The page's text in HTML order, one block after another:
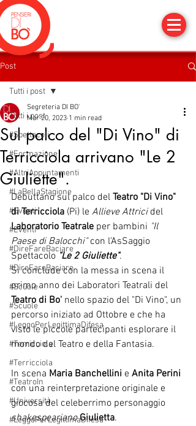
Post
Tutti i post
#Spettacoli
#Formazione
#AltriAppuntamenti
#LaBellaStagione
#Eventi
#Eventi
#DireFareBaciare
#DireFareBaciare
#Scuole
#Scuole
#LeggoPerLegittimaDifesa
#Terricciola
#Terricciola
#TeatroIn
#Università
#LeggoPerLegittimaDifesa
Tutti i post
Sul palco del "Di Vino" di
Terricciola arrivano "Le 2
Giuliette".
Segreteria DI BO'
Mar 20, 2023 1 min read
Debuttano sul palco del Teatro "Di Vino"
di Terricciola (Pi) le Allieve Attrici del
Laboratorio Teatrale per bambini "Il
Paese di Balocchi" con l'AsSaggio
Spettacolo "Le 2 Giuliette".
Si conclude con la messa in scena il
primo anno dei Laboratori Teatrali del
Teatro di Bo' nello spazio del "Di Vino", un
percorso iniziato ad Ottobre e che ha
visto le piccole partecipanti esplorare il
mondo del Teatro e della Fantasia.
In scena Maria Banchellini e Anita Perini
con una reinterpretazione originale e
giocosa del celeberrimo personaggio
shakespeariano Giulietta.